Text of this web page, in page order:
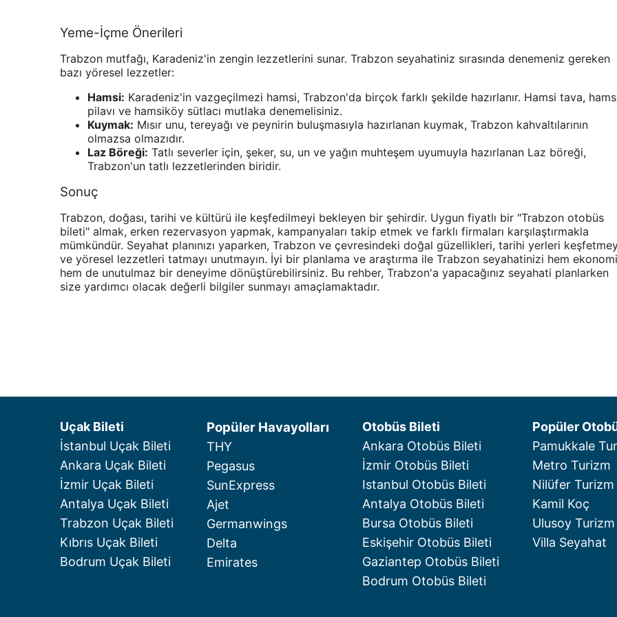
Yeme-İçme Önerileri
Trabzon mutfağı, Karadeniz'in zengin lezzetlerini sunar. Trabzon seyahatiniz sırasında denemeniz gereken
bazı yöresel lezzetler:
Hamsi: Karadeniz'in vazgeçilmezi hamsi, Trabzon'da birçok farklı şekilde hazırlanır. Hamsi tava,
pilavı ve hamsiköy sütlacı mutlaka denemelisiniz.
Kuymak: Mısır unu, tereyağı ve peynirin buluşmasıyla hazırlanan kuymak, Trabzon kahvaltılarının
olmazsa olmazıdır.
Laz Böreği: Tatlı severler için, şeker, su, un ve yağın muhteşem uyumuyla hazırlanan Laz böreği,
Trabzon'un tatlı lezzetlerinden biridir.
Sonuç
Trabzon, doğası, tarihi ve kültürü ile keşfedilmeyi bekleyen bir şehirdir. Uygun fiyatlı bir "Trabzon otobüs
bileti" almak, erken rezervasyon yapmak, kampanyaları takip etmek ve farklı firmaları karşılaştırmakla
mümkündür. Seyahat planınızı yaparken, Trabzon ve çevresindeki doğal güzellikleri, tarihi yerleri
ve yöresel lezzetleri tatmayı unutmayın. İyi bir planlama ve araştırma ile Trabzon seyahatinizi hem
hem de unutulmaz bir deneyime dönüştürebilirsiniz. Bu rehber, Trabzon'a yapacağınız seyahati planlarken
size yardımcı olacak değerli bilgiler sunmayı amaçlamaktadır.
Uçak Bileti
İstanbul Uçak Bileti
Ankara Uçak Bileti
İzmir Uçak Bileti
Antalya Uçak Bileti
Trabzon Uçak Bileti
Kıbrıs Uçak Bileti
Bodrum Uçak Bileti
Popüler Havayolları
THY
Pegasus
SunExpress
Ajet
Germanwings
Delta
Emirates
Otobüs Bileti
Ankara Otobüs Bileti
İzmir Otobüs Bileti
Istanbul Otobüs Bileti
Antalya Otobüs Bileti
Bursa Otobüs Bileti
Eskişehir Otobüs Bileti
Gaziantep Otobüs Bileti
Bodrum Otobüs Bileti
Popüler
Pamukkale
Metro Turizm
Nilüfer Turizm
Kamil Koç
Ulusoy Turizm
Villa Seyahat